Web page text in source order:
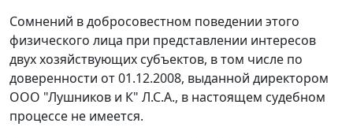
Сомнений в добросовестном поведении этого
физического лица при представлении интересов
двух хозяйствующих субъектов, в том числе по
доверенности от 01.12.2008, выданной директором
ООО "Лушников и К" Л.С.А., в настоящем судебном
процессе не имеется.